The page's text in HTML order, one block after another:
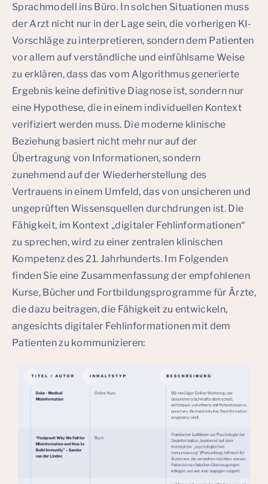
Sprachmodell ins Büro. In solchen Situationen muss
der Arzt nicht nur in der Lage sein, die vorherigen KI-
Vorschläge zu interpretieren, sondern dem Patienten
vor allem auf verständliche und einfühlsame Weise
zu erklären, dass das vom Algorithmus generierte
Ergebnis keine definitive Diagnose ist, sondern nur
eine Hypothese, die in einem individuellen Kontext
verifiziert werden muss. Die moderne klinische
Beziehung basiert nicht mehr nur auf der
Übertragung von Informationen, sondern
zunehmend auf der Wiederherstellung des
Vertrauens in einem Umfeld, das von unsicheren und
ungeprüften Wissensquellen durchdrungen ist. Die
Fähigkeit, im Kontext „digitaler Fehlinformationen“
zu sprechen, wird zu einer zentralen klinischen
Kompetenz des 21. Jahrhunderts. Im Folgenden
finden Sie eine Zusammenfassung der empfohlenen
Kurse, Bücher und Fortbildungsprogramme für Ärzte,
die dazu beitragen, die Fähigkeit zu entwickeln,
angesichts digitaler Fehlinformationen mit dem
Patienten zu kommunizieren: